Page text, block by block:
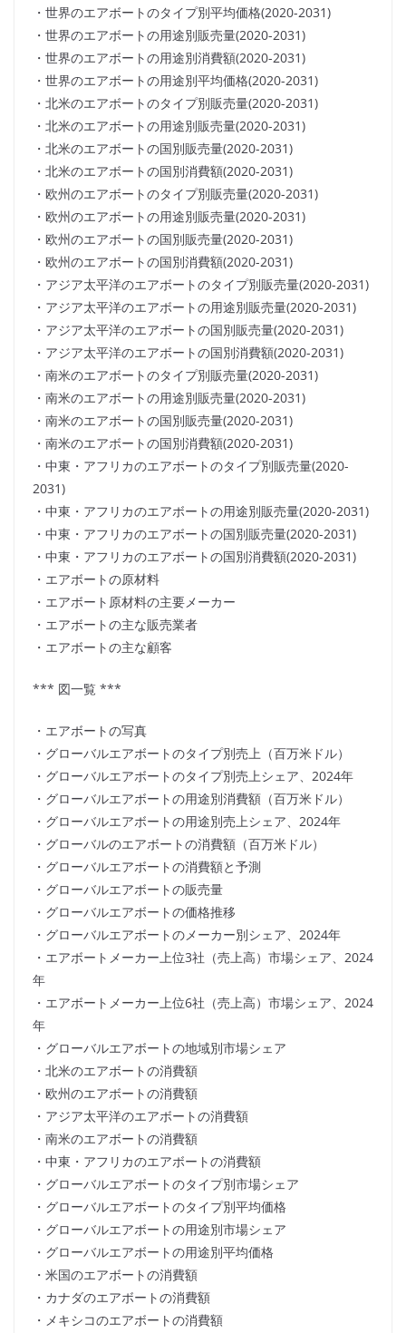
・世界のエアボートのタイプ別平均価格(2020-2031)
・世界のエアボートの用途別販売量(2020-2031)
・世界のエアボートの用途別消費額(2020-2031)
・世界のエアボートの用途別平均価格(2020-2031)
・北米のエアボートのタイプ別販売量(2020-2031)
・北米のエアボートの用途別販売量(2020-2031)
・北米のエアボートの国別販売量(2020-2031)
・北米のエアボートの国別消費額(2020-2031)
・欧州のエアボートのタイプ別販売量(2020-2031)
・欧州のエアボートの用途別販売量(2020-2031)
・欧州のエアボートの国別販売量(2020-2031)
・欧州のエアボートの国別消費額(2020-2031)
・アジア太平洋のエアボートのタイプ別販売量(2020-2031)
・アジア太平洋のエアボートの用途別販売量(2020-2031)
・アジア太平洋のエアボートの国別販売量(2020-2031)
・アジア太平洋のエアボートの国別消費額(2020-2031)
・南米のエアボートのタイプ別販売量(2020-2031)
・南米のエアボートの用途別販売量(2020-2031)
・南米のエアボートの国別販売量(2020-2031)
・南米のエアボートの国別消費額(2020-2031)
・中東・アフリカのエアボートのタイプ別販売量(2020-
2031)
・中東・アフリカのエアボートの用途別販売量(2020-2031)
・中東・アフリカのエアボートの国別販売量(2020-2031)
・中東・アフリカのエアボートの国別消費額(2020-2031)
・エアボートの原材料
・エアボート原材料の主要メーカー
・エアボートの主な販売業者
・エアボートの主な顧客
*** 図一覧 ***
・エアボートの写真
・グローバルエアボートのタイプ別売上（百万米ドル）
・グローバルエアボートのタイプ別売上シェア、2024年
・グローバルエアボートの用途別消費額（百万米ドル）
・グローバルエアボートの用途別売上シェア、2024年
・グローバルのエアボートの消費額（百万米ドル）
・グローバルエアボートの消費額と予測
・グローバルエアボートの販売量
・グローバルエアボートの価格推移
・グローバルエアボートのメーカー別シェア、2024年
・エアボートメーカー上位3社（売上高）市場シェア、2024
年
・エアボートメーカー上位6社（売上高）市場シェア、2024
年
・グローバルエアボートの地域別市場シェア
・北米のエアボートの消費額
・欧州のエアボートの消費額
・アジア太平洋のエアボートの消費額
・南米のエアボートの消費額
・中東・アフリカのエアボートの消費額
・グローバルエアボートのタイプ別市場シェア
・グローバルエアボートのタイプ別平均価格
・グローバルエアボートの用途別市場シェア
・グローバルエアボートの用途別平均価格
・米国のエアボートの消費額
・カナダのエアボートの消費額
・メキシコのエアボートの消費額